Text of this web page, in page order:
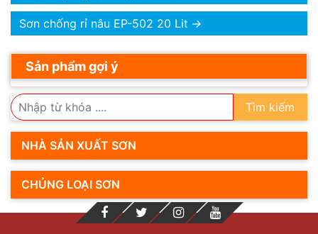
Sơn chống rỉ nâu EP-502 20 Lit →
Sản phẩm gợi ý
Tìm kiếm
NHÀ SẢN XUẤT SƠN
CHỦNG LOẠI SƠN